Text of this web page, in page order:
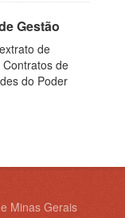
Gestão
de
de
do Poder
Minas Gerais